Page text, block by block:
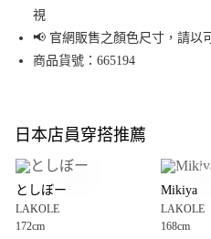
街口支付
悠遊付
全盈+PAY
大哥付你分期
【大哥付你分期使用說明】
1.本服務由台灣大哥大提供，台灣大哥
2.付款方式選擇「大哥付你分期」，訂
AFTEE先享後付
視
📢 官網販售之顏色尺寸，請以
商品貨號：665194
日本店員穿搭推薦
としぼー
LAKOLE
172cm
Mikiya
LAKOLE
168cm